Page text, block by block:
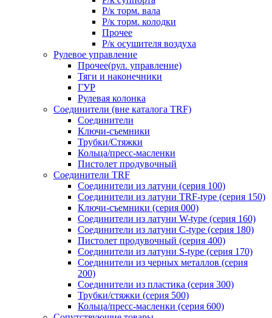
Р/к торм. вала
Р/к торм. колодки
Прочее
Р/к осушителя воздуха
Рулевое управление
Прочее(рул. управление)
Тяги и наконечники
ГУР
Рулевая колонка
Соединители (вне каталога TRF)
Соединители
Ключи-cъемники
Трубки/Стяжки
Кольца/пресс-масленки
Пистолет продувочный
Соединители TRF
Соединители из латуни (серия 100)
Соединители из латуни TRF-type (серия 150)
Ключи-съемники (серия 000)
Соединители из латуни W-type (серия 160)
Соединители из латуни С-type (серия 180)
Пистолет продувочный (серия 400)
Соединители из латуни S-type (серия 170)
Соединители из черных металлов (серия
200)
Соединители из пластика (серия 300)
Трубки/стяжки (серия 500)
Кольца/пресс-масленки (серия 600)